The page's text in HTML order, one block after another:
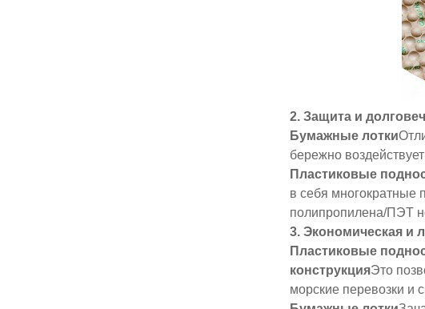
2. Защита и
Бумажные лотки
бережно
Пластиковые
в себя многократные
полипропилена/ПЭТ
3. Экономическая и
Пластиковые
конструкцияЭто
морские перевозки и